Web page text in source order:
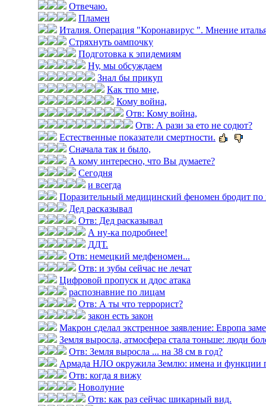
Отвечаю.
Пламен
Италия. Операция "Коронавирус ". Мнение
Стряхнуть оампочку
Подготовка к эпидемиям
Ну, мы обсуждаем
Знал бы прикуп
Как тпо мне,
Кому война,
Отв: Кому война,
Отв: А рази за ето не содют?
Естественные показатели смертности.
Сначала так и было,
А кому интересно, что Вы думаете?
Сегодня
и всегда
Поразительный медицинский феномен бродит по
Дед расказывал
Отв: Дед расказывал
А ну-ка подробнее!
ДДТ.
Отв: немецкий медфеномен...
Отв: и зубы сейчас не лечат
Цифровой пропуск и ддос атака
распознавние по лицам
Отв: А ты что террорист?
закон есть закон
Макрон сделал экстренное заявление: Европа
Земля выросла, атмосфера стала тоньше: люди
Отв: Земля выросла ... на 38 см в год?
Армада НЛО окружила Землю: имена и функции
Отв: когда я вижу
Новолуние
Отв: как раз сейчас шикарный вид.